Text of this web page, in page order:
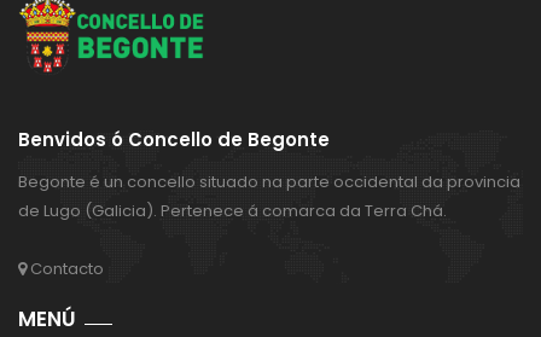
Benvidos ó Concello de Begonte
Begonte é un concello situado na parte occidental da provincia
de Lugo (Galicia). Pertenece á comarca da Terra Chá.
Contacto
MENÚ